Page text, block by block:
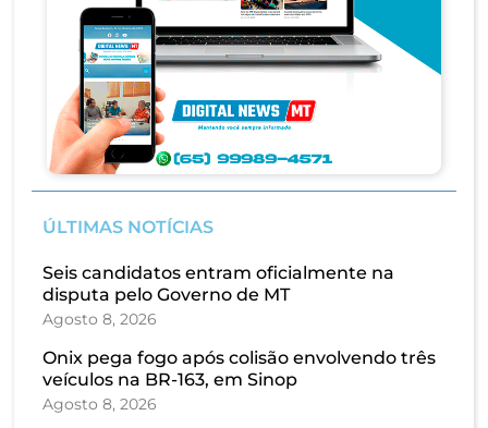
ÚLTIMAS NOTÍCIAS
Seis candidatos entram oficialmente na
disputa pelo Governo de MT
Agosto 8, 2026
Onix pega fogo após colisão envolvendo três
veículos na BR-163, em Sinop
Agosto 8, 2026